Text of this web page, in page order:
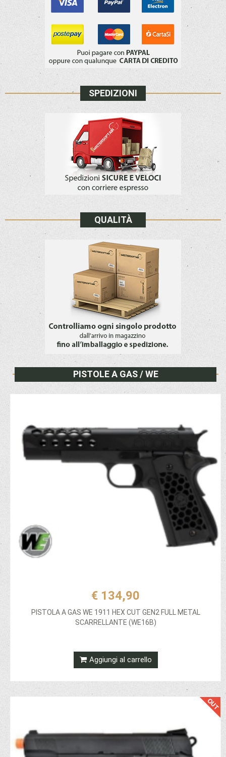
SPEDIZIONI
QUALITÀ
PISTOLE A GAS / WE
€ 134,90
PISTOLA A GAS WE 1911 HEX CUT GEN2 FULL METAL
SCARRELLANTE (WE16B)
Aggiungi al carrello